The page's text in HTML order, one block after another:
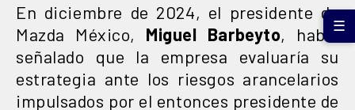
En diciembre de 2024, el presidente de
Mazda México, Miguel Barbeyto, había
señalado que la empresa evaluaría su
estrategia ante los riesgos arancelarios
impulsados por el entonces presidente de
☰